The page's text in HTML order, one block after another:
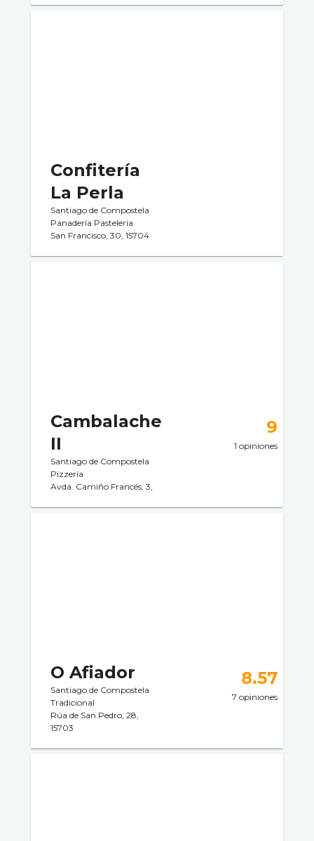
Confiterí­a
La Perla
Santiago de Compostela
Panaderí­a Pastelerí­a
San Francisco, 30, 15704
Cambalache
II
Santiago de Compostela
Pizzerí­a
Avda. Camiño Francés, 3,
9
1 opiniones
O Afiador
Santiago de Compostela
Tradicional
Rúa de San Pedro, 28,
15703
8.57
7 opiniones